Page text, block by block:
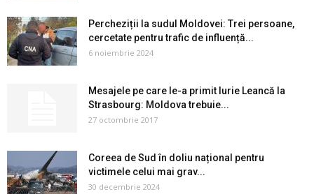
Percheziții la sudul Moldovei: Trei persoane,
cercetate pentru trafic de influență...
6 noiembrie 2024
Mesajele pe care le-a primit Iurie Leancă la
Strasbourg: Moldova trebuie...
27 octombrie 2017
Coreea de Sud în doliu național pentru
victimele celui mai grav...
30 decembrie 2024